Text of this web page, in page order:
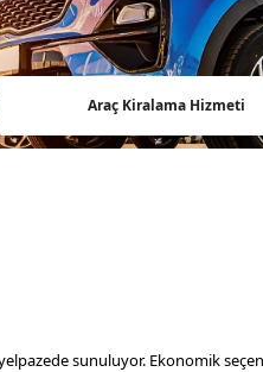
Araç Kiralama Hizmeti
sunuluyor. Ekonomik